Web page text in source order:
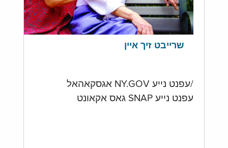
שרייבט זיך איין
/עפנט נייע NY.GOV אגסקאהאל
עפנט נייע SNAP גאס אקאונט